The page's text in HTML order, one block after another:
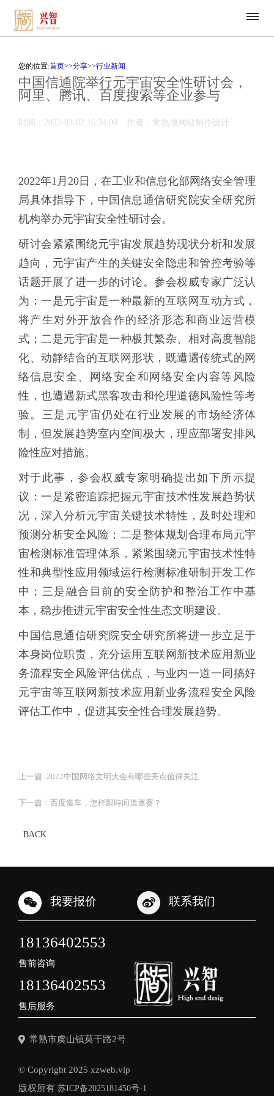
您的位置:首页>>分享>>行业新闻
中国信通院举行元宇宙安全性研讨会，
阿里、腾讯、百度搜索等企业参与
时间：2022-02-02 16:34:09 作者：常熟做网站制作设计
2022年1月20日，在工业和信息化部网络安全管理
局具体指导下，中国信息通信研究院安全研究所
机构举办元宇宙安全性研讨会。
研讨会紧紧围绕元宇宙发展趋势现状分析和发展
趋向，元宇宙产生的关键安全隐患和管控考验等
话题开展了进一步的讨论。参会权威专家广泛认
为：一是元宇宙是一种最新的互联网互动方式，
将产生对外开放合作的经济形态和商业运营模
式；二是元宇宙是一种极其繁杂、相对高度智能
化、动静结合的互联网形状，既遭遇传统式的网
络信息安全、网络安全和网络安全内容等风险
性，也遭遇新式黑客攻击和伦理道德风险性等考
验。三是元宇宙仍处在行业发展的市场经济体
制，但发展趋势室内空间极大，理应部署安排风
险性应对措施。
对于此事，参会权威专家明确提出如下所示提
议：一是紧密追踪把握元宇宙技术性发展趋势状
况，深入分析元宇宙关键技术特性，及时处理和
预测分析安全风险；二是整体规划合理布局元宇
宙检测标准管理体系，紧紧围绕元宇宙技术性特
性和典型性应用领域运行检测标准研制开发工作
中；三是融合目前的安全防护和整治工作中基
本，稳步推进元宇宙安全性生态文明建设。
中国信息通信研究院安全研究所将进一步立足于
本身岗位职责，充分运用互联网新技术应用新业
务流程安全风险评估优点，与业内一道一同搞好
元宇宙等互联网新技术应用新业务流程安全风险
评估工作中，促进其安全性合理发展趋势。
上一篇 :2022中国网络文明大会有哪些亮点值得关注
下一篇： 百度造车，怎样跟時间追逐赛？
BACK
我要报价 联系我们
18136402553
售前咨询
18136402553
售后服务
常熟市虞山镇莫干路2号
© Copyright 2025 xzweb.vip
版权所有 苏ICP备2025181450号-1